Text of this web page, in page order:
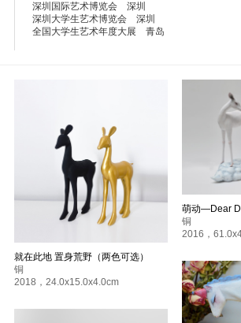
深圳国际艺术博览会 深圳
深圳大学生艺术博览会 深圳
全国大学生艺术年度大展 青岛
就在此地 置身荒野（两色可选）
铜
2018 ， 24.0x15.0x4.0cm
萌动—Dear
铜
2016 ，